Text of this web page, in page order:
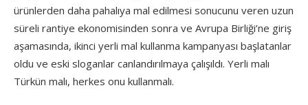
ürünlerden daha pahalıya mal edilmesi sonucunu veren uzun
süreli rantiye ekonomisinden sonra ve Avrupa Birliği’ne giriş
aşamasında, ikinci yerli mal kullanma kampanyası başlatanlar
oldu ve eski sloganlar canlandırılmaya çalışıldı. Yerli malı
Türkün malı, herkes onu kullanmalı.